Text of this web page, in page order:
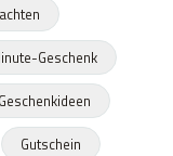
Geschenk
Geschenkideen
Gutschein